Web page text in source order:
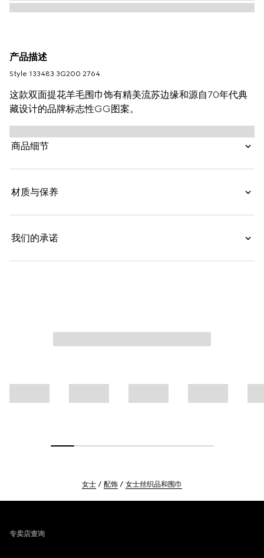
产品描述
Style ‎133483 3G200 2764
这款双面提花羊毛围巾饰有精美流苏边缘和源自70年代典
藏设计的品牌标志性GG图案。
商品细节
材质与保养
我们的承诺
女士 配饰 女士丝织品和围巾
专卖店查询